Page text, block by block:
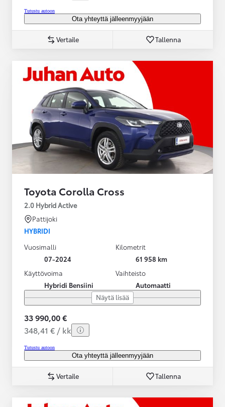
Tutustu autoon
Ota yhteyttä jälleenmyyjään
Vertaile Tallenna
Toyota Corolla Cross
2.0 Hybrid Active
Pattijoki
HYBRIDI
Vuosimalli
07-2024
Kilometrit
61 958 km
Käyttövoima
Hybridi Bensiini
Vaihteisto
Automaatti
Näytä lisää
33 990,00 €
348,41 € / kk
Tutustu autoon
Ota yhteyttä jälleenmyyjään
Vertaile Tallenna